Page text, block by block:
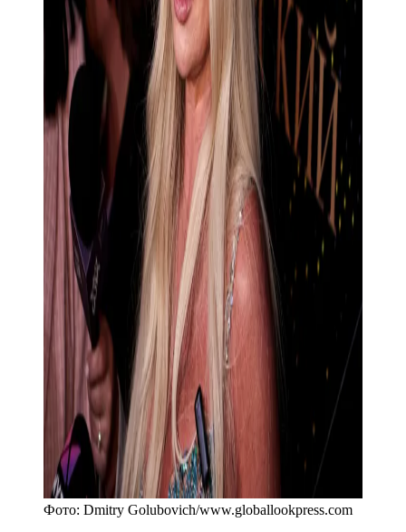
Фото: Dmitry Golubovich/www.globallookpress.com